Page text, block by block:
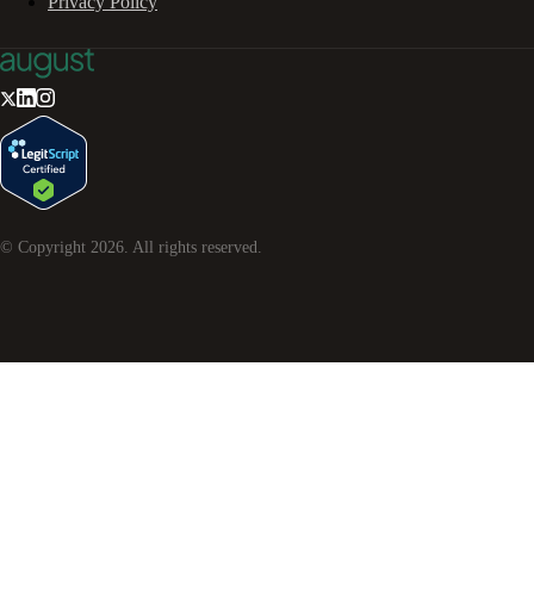
© Copyright 2026 . All rights reserved.